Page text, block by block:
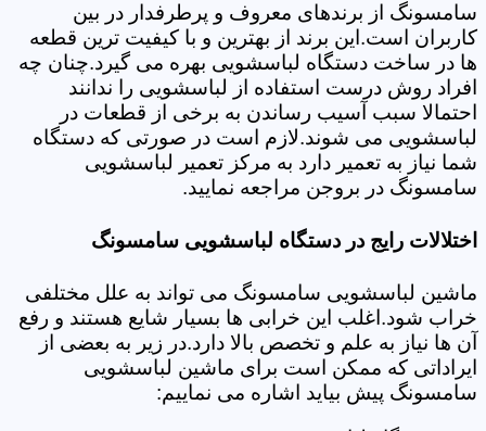
سامسونگ از برندهای معروف و پرطرفدار در بین
کاربران است.این برند از بهترین و با کیفیت ترین قطعه
ها در ساخت دستگاه لباسشویی بهره می گیرد.چنان چه
افراد روش درست استفاده از لباسشویی را ندانند
احتمالا سبب آسیب رساندن به برخی از قطعات در
لباسشویی می شوند.لازم است در صورتی که دستگاه
شما نیاز به تعمیر دارد به مرکز تعمیر لباسشویی
سامسونگ در بروجن مراجعه نمایید.
اختلالات رایج در دستگاه لباسشویی سامسونگ
ماشین لباسشویی سامسونگ می تواند به علل مختلفی
خراب شود.اغلب این خرابی ها بسیار شایع هستند و رفع
آن ها نیاز به علم و تخصص بالا دارد.در زیر به بعضی از
ایراداتی که ممکن است برای ماشین لباسشویی
سامسونگ پیش بیاید اشاره می نماییم: